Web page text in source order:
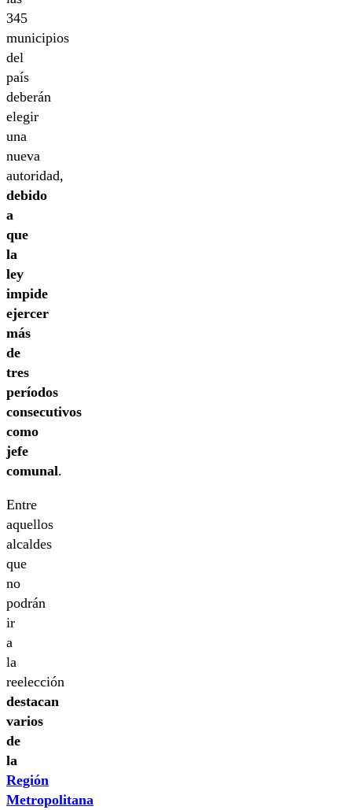
345
municipios
del
país
deberán
elegir
una
nueva
autoridad,
debido
a
que
la
ley
impide
ejercer
más
de
tres
períodos
consecutivos
como
jefe
comunal.
Entre
aquellos
alcaldes
que
no
podrán
ir
a
la
reelección
destacan
varios
de
la
Región
Metropolitana